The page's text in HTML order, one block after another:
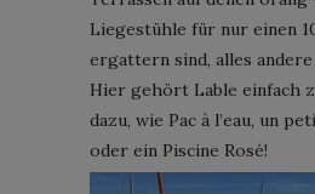
Liegestühle für nur einen
ergattern sind, alles
Hier gehört Lable einfach
dazu, wie Pac à l’eau, un
oder ein Piscine Rosé!